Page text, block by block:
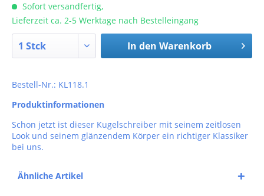
Sofort versandfertig,
Lieferzeit ca. 2-5 Werktage nach Bestelleingang
In den Warenkorb
Bestell-Nr.: KL118.1
Produktinformationen
Schon jetzt ist dieser Kugelschreiber mit seinem zeitlosen
Look und seinem glänzendem Körper ein richtiger Klassiker
bei uns.
Ähnliche Artikel